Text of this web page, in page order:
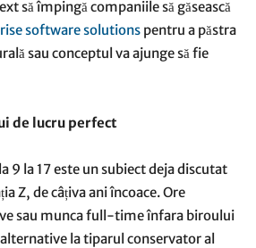
să împingă companiile să găsească
software solutions pentru a păstra
sau conceptul va ajunge să fie
de lucru perfect
9 la 17 este un subiect deja discutat
Z, de câțiva ani încoace. Ore
sau munca full-time înfara biroului
la tiparul conservator al